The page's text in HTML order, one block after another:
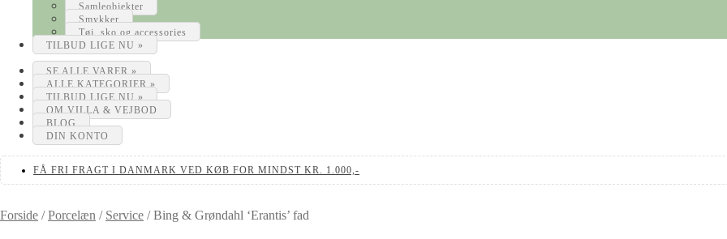
Samleobjekter
Smykker
Tøj, sko og accessories
TILBUD LIGE NU »
SE ALLE VARER »
ALLE KATEGORIER »
TILBUD LIGE NU »
OM VILLA & VEJBOD
BLOG
DIN KONTO
FÅ FRI FRAGT I DANMARK VED KØB FOR MINDST KR. 1.000,-
Forside /Porcelæn / Service /Bing & Grøndahl ‘Erantis’ fad